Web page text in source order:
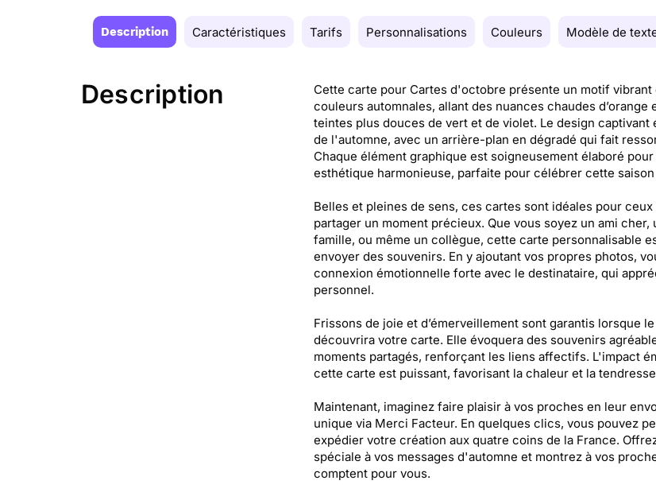
Description Caractéristiques Tarifs Personnalisations Couleurs Modèle de
Description
Cette carte pour Cartes d'octobre présente un motif vibrant
couleurs automnales, allant des nuances chaudes d’orange
teintes plus douces de vert et de violet. Le design captivant
de l'automne, avec un arrière-plan en dégradé qui fait
Chaque élément graphique est soigneusement élaboré
esthétique harmonieuse, parfaite pour célébrer cette
Belles et pleines de sens, ces cartes sont idéales pour
partager un moment précieux. Que vous soyez un ami cher,
famille, ou même un collègue, cette carte personnalisable
envoyer des souvenirs. En y ajoutant vos propres photos,
connexion émotionnelle forte avec le destinataire, qui
personnel.
Frissons de joie et d’émerveillement sont garantis lorsque
découvrira votre carte. Elle évoquera des souvenirs
moments partagés, renforçant les liens affectifs. L'impact
cette carte est puissant, favorisant la chaleur et la
Maintenant, imaginez faire plaisir à vos proches en leur
unique via Merci Facteur. En quelques clics, vous pouvez
expédier votre création aux quatre coins de la France.
spéciale à vos messages d'automne et montrez à vos
comptent pour vous.